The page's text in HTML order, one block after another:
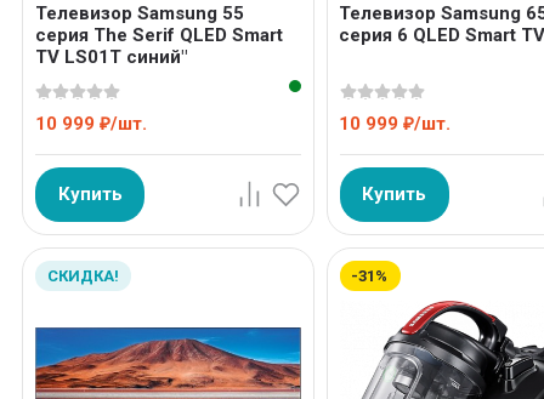
Телевизор Samsung 55
серия The Serif QLED Smart
TV LS01T синий"
10 999 ₽/шт.
Купить
Телевизор Samsung
серия 6 QLED Smart
10 999 ₽/шт.
Купить
СКИДКА! -31%